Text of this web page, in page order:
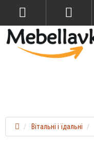
Вітальні і їдальні